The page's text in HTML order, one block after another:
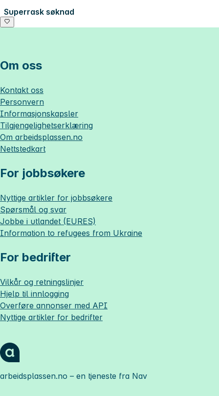
Superrask søknad
Om oss
Kontakt oss
Personvern
Informasjonskapsler
Tilgjengelighetserklæring
Om arbeidsplassen.no
Nettstedkart
For jobbsøkere
Nyttige artikler for jobbsøkere
Spørsmål og svar
Jobbe i utlandet (EURES)
Information to refugees from Ukraine
For bedrifter
Vilkår og retningslinjer
Hjelp til innlogging
Overføre annonser med API
Nyttige artikler for bedrifter
arbeidsplassen.no – en tjeneste fra Nav